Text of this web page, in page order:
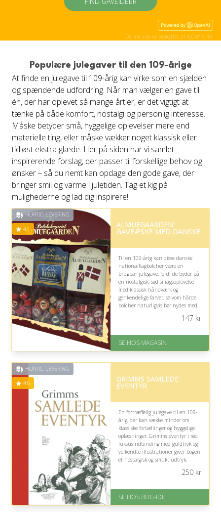
Denne side er beskyttet af reCAPTCHA.
Populære julegaver til den 109-årige
At finde en julegave til 109-årig kan virke som en sjælden
og spændende udfordring. Når man vælger en gave til
én, der har oplevet så mange årtier, er det vigtigt at
tænke på både komfort, nostalgi og personlig interesse.
Måske betyder små, hyggelige oplevelser mere end
materielle ting, eller måske vækker noget klassisk eller
tidløst ekstra glæde. Her på siden har vi samlet
inspirerende forslag, der passer til forskellige behov og
ønsker – så du nemt kan opdage den gode gave, der
bringer smil og varme i juletiden. Tag et kig på
mulighederne og lad dig inspirere!
HURTIG LEVERING
4.1 ALMUEGAARDEN
GAVEÆSKE MED DANSKE
Til en 109-årig kan disse danske
nationalflagbolcher være en
brugbar julegave, fordi de byder på
en nostalgisk, sød smagsoplevelse
med klassisk håndværk og
genkendelige farver, selvom hårde
bolcher naturligvis bør nydes med
God Trustpilot rating på 4.1 ud
147 kr
SE HOS MAGASIN
HURTIG LEVERING
4.6 GRIMMS SAMLEDE
EVENTYR
En fortræffelig julegave til en 109-
årig, der kan vække minder om
klassiske fortællinger og hyggelige
oplæsninger. Grimms eventyr i rød
luksusindbinding med guldtryk og
velkendte illustrationer giver bogen
et nostalgisk og smukt udtryk,
På lager
Levering: 1-3 hverdage -
250kr
SE HOS BOG-IDE